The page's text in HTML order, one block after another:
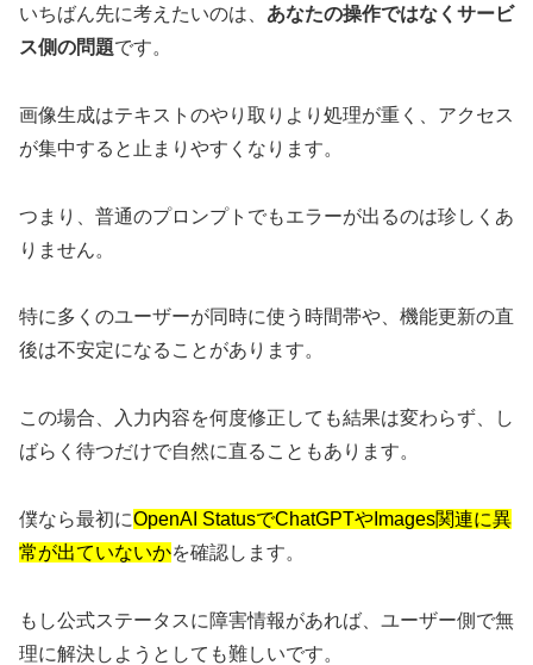
いちばん先に考えたいのは、 あなたの操作ではなくサービ
ス側の問題です。
画像生成はテキストのやり取りより処理が重く、アクセス
が集中すると止まりやすくなります。
つまり、普通のプロンプトでもエラーが出るのは珍しくあ
りません。
特に多くのユーザーが同時に使う時間帯や、機能更新の直
後は不安定になることがあります。
この場合、入力内容を何度修正しても結果は変わらず、し
ばらく待つだけで自然に直ることもあります。
僕なら最初にOpenAI StatusでChatGPTやImages関連に異
常が出ていないかを確認します。
もし公式ステータスに障害情報があれば、ユーザー側で無
理に解決しようとしても難しいです。